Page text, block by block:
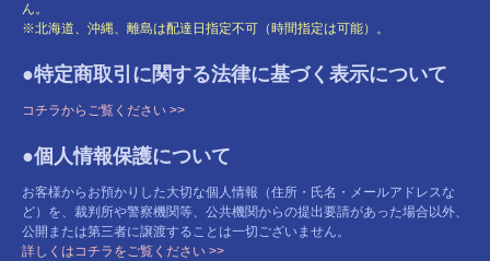
ん。
※北海道、沖縄、離島は配達日指定不可（時間指定は可能）。
●特定商取引に関する法律に基づく表示について
コチラからご覧ください >>
●個人情報保護について
お客様からお預かりした大切な個人情報（住所・氏名・メールアドレスな
ど）を、裁判所や警察機関等、公共機関からの提出要請があった場合以外、
公開または第三者に譲渡することは一切ございません。
詳しくはコチラをご覧ください >>